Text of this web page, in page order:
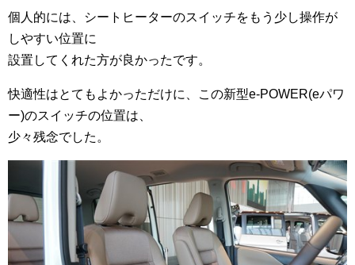
個人的には、シートヒーターのスイッチをもう少し操作が
しやすい位置に
設置してくれた方が良かったです。
快適性はとてもよかっただけに、この新型e-POWER(eパワ
ー)のスイッチの位置は、
少々残念でした。